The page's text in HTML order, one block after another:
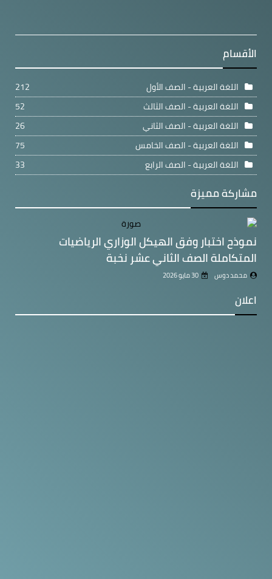
الأقسام
اللغة العربية - الصف الأول
212
اللغة العربية - الصف الثالث
52
اللغة العربية - الصف الثاني
26
اللغة العربية - الصف الخامس
75
اللغة العربية - الصف الرابع
33
مشاركة مميزة
نموذح اختبار وفق الهيكل الوزاري الرياضيات
المتكاملة الصف الثاني عشر نخبة
محمد دوس 30 مايو 2026
اعلان